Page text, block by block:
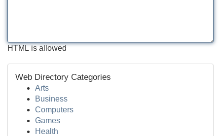
HTML is allowed
Web Directory Categories
Arts
Business
Computers
Games
Health